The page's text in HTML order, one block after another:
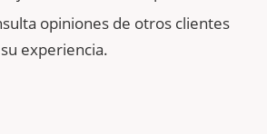
opiniones de otros clientes
experiencia.